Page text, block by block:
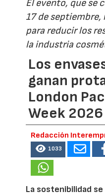
El evento, que se
17 de
para reducir los
la industria
Los
ganan
London
Week 2026
Redacción
1033
La sostenibilidad